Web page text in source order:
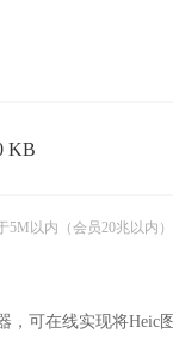
KB
5M以内（会员20兆以内
，可在线实现将Heic